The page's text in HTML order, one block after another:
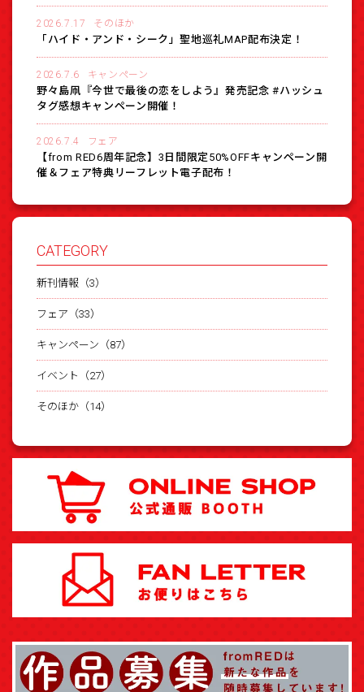
2026.7.17 そのほか
「ハイド・アンド・シーク」聖地巡礼MAP配布決定！
2026.7.6 キャンペーン
野々島凧『今世で最後の恋をしよう』発売記念 #ハッシュ
タグ感想キャンペーン開催！
2026.7.4 フェア
【from RED6周年記念】3日間限定50%OFFキャンペーン開
催＆フェア特典リーフレット電子配布！
CATEGORY
新刊情報（3）
フェア（33）
キャンペーン（87）
イベント（27）
そのほか（14）